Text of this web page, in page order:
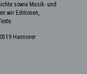
sowie Musik- und
wir Editionen,
Hannover